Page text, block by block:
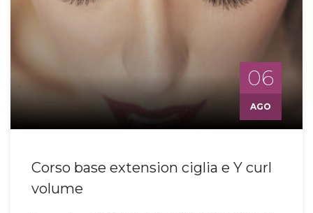
06
AGO
Corso base extension ciglia e Y curl
volume